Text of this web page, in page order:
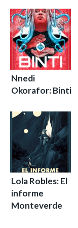
Nnedi
Okorafor: Binti
Lola Robles: El
informe
Monteverde